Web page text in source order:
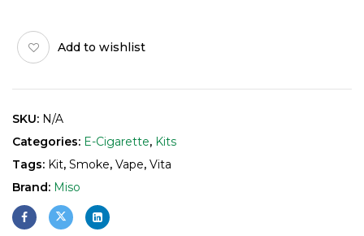
Add to wishlist
SKU: N/A
Categories: E-Cigarette, Kits
Tags: Kit, Smoke, Vape, Vita
Brand: Miso